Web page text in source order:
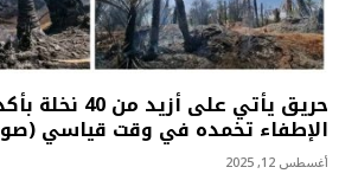
حريق يأتي على
الإطفاء تخمده في وقت قياسي
أغسطس 12, 2025